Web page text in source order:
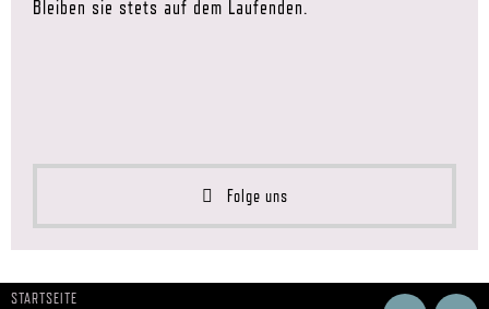
Bleiben sie stets auf dem Laufenden.
Folge uns
STARTSEITE